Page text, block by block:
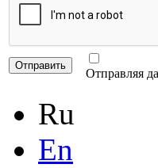
Отправляя
Ru
En